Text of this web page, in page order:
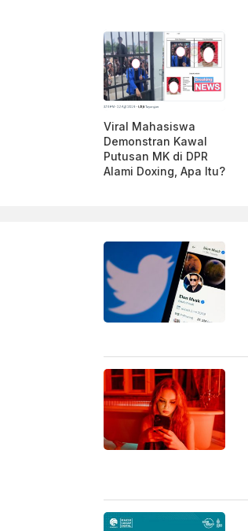
Viral Mahasiswa
Demonstran Kawal
Putusan MK di DPR
Alami Doxing, Apa Itu?